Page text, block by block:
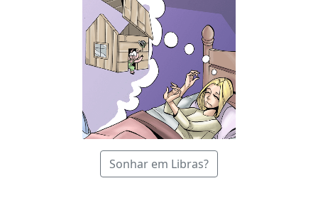
Sonhar em Libras?